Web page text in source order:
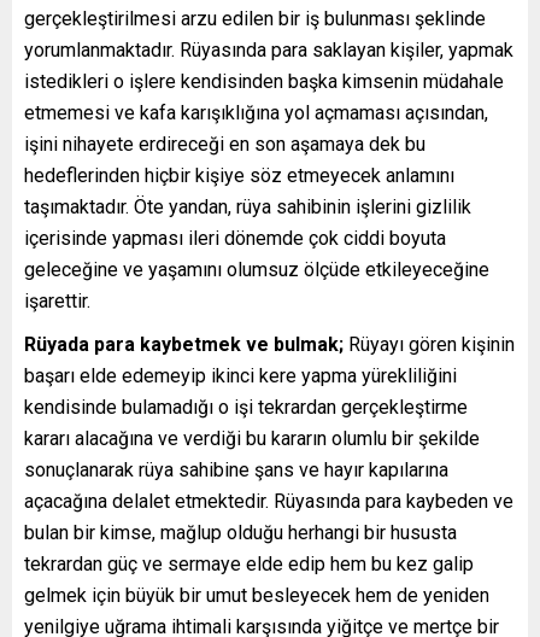
gerçekleştirilmesi arzu edilen bir iş bulunması şeklinde
yorumlanmaktadır. Rüyasında para saklayan kişiler, yapmak
istedikleri o işlere kendisinden başka kimsenin müdahale
etmemesi ve kafa karışıklığına yol açmaması açısından,
işini nihayete erdireceği en son aşamaya dek bu
hedeflerinden hiçbir kişiye söz etmeyecek anlamını
taşımaktadır. Öte yandan, rüya sahibinin işlerini gizlilik
içerisinde yapması ileri dönemde çok ciddi boyuta
geleceğine ve yaşamını olumsuz ölçüde etkileyeceğine
işarettir.
Rüyada para kaybetmek ve bulmak; Rüyayı gören kişinin
başarı elde edemeyip ikinci kere yapma yürekliliğini
kendisinde bulamadığı o işi tekrardan gerçekleştirme
kararı alacağına ve verdiği bu kararın olumlu bir şekilde
sonuçlanarak rüya sahibine şans ve hayır kapılarına
açacağına delalet etmektedir. Rüyasında para kaybeden ve
bulan bir kimse, mağlup olduğu herhangi bir hususta
tekrardan güç ve sermaye elde edip hem bu kez galip
gelmek için büyük bir umut besleyecek hem de yeniden
yenilgiye uğrama ihtimali karşısında yiğitçe ve mertçe bir